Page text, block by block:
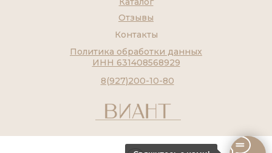
Контакты
8(927)200-10-80
Отзывы
Политика обработки данных
ИНН 631408568929